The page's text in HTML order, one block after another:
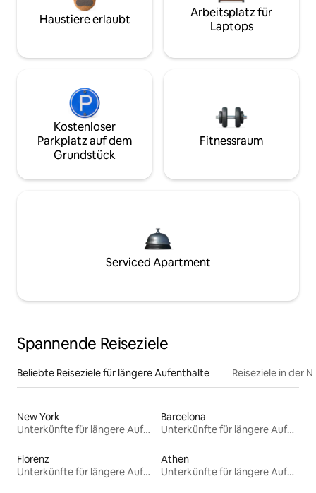
Haustiere erlaubt
Arbeitsplatz für
Laptops
Kostenloser
Parkplatz auf dem
Grundstück
Fitnessraum
Serviced Apartment
Spannende Reiseziele
Beliebte Reiseziele für längere Aufenthalte Reiseziele in der
New York
Unterkünfte für längere Aufenthalte
Barcelona
Unterkünfte für längere Aufenthalte
Florenz
Unterkünfte für längere Aufenthalte
Athen
Unterkünfte für längere Aufenthalte